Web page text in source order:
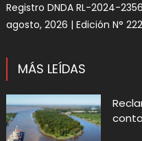
Registro DNDA RL-2024-
agosto, 2026 | Edición N°
MÁS LEÍDAS